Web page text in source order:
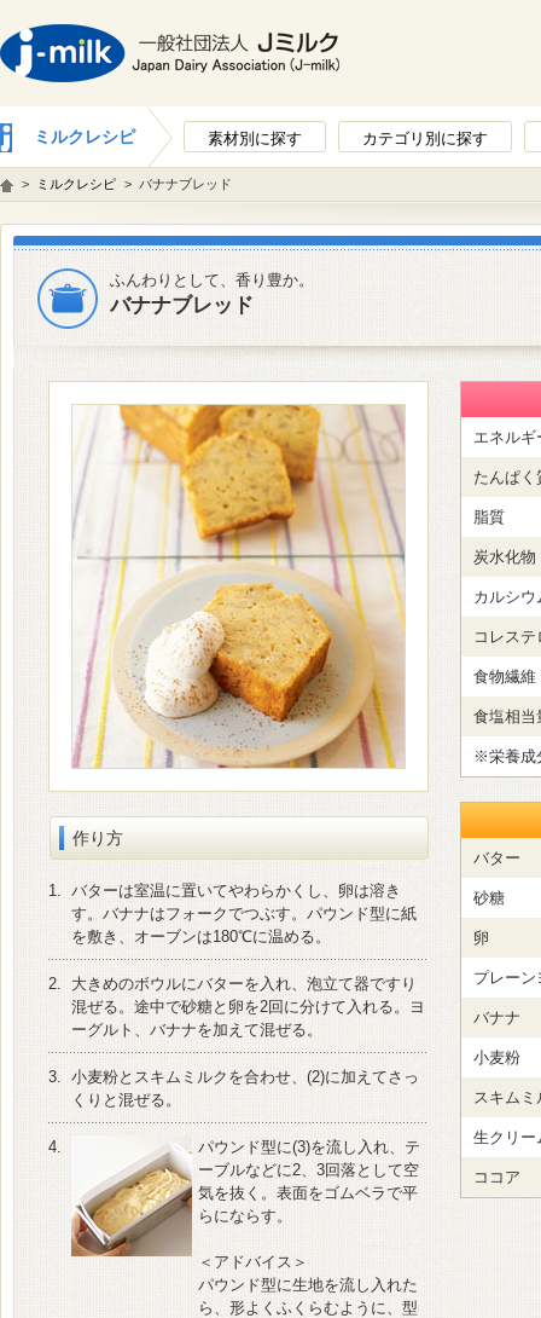
ミルクレシピ 素材別に探す カテゴリ別に探す
> ミルクレシピ > バナナブレッド
ふんわりとして、香り豊か。
バナナブレッド
作り方
1. バターは室温に置いてやわらかくし、卵は溶き
す。バナナはフォークでつぶす。パウンド型に紙
を敷き、オーブンは180℃に温める。
2.
大きめのボウルにバターを入れ、泡立て器ですり
混ぜる。途中で砂糖と卵を2回に分けて入れる。ヨ
ーグルト、バナナを加えて混ぜる。
3. 小麦粉とスキムミルクを合わせ、(2)に加えてさっ
くりと混ぜる。
4.
パウンド型に(3)を流し入れ、テ
ーブルなどに2、3回落として空
気を抜く。表面をゴムベラで平
らにならす。
＜アドバイス＞
パウンド型に生地を流し入れた
ら、形よくふくらむように、型
エネルギ
たんぱく
脂質
炭水化物
カルシウ
コレステ
食物繊維
食塩相当
※栄養成
バター
砂糖
卵
プレーン
バナナ
小麦粉
スキムミ
生クリー
ココア